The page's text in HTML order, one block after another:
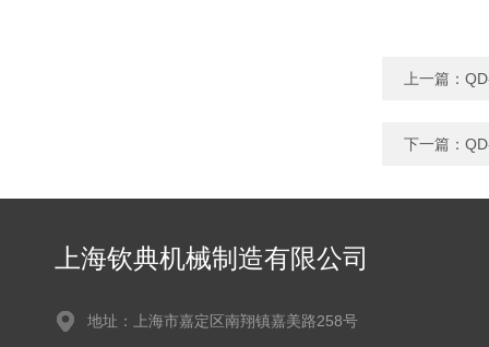
上一篇：
下一篇：
上海钦典机械制造有限公司
地址：上海市嘉定区南翔镇嘉美路258号